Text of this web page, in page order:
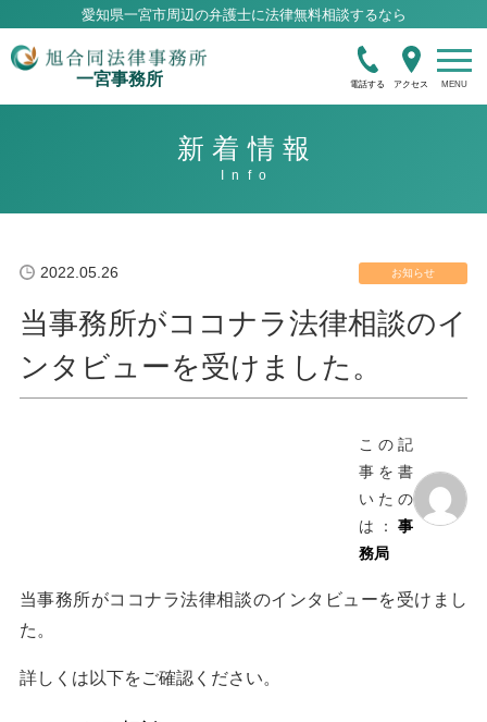
愛知県一宮市周辺の弁護士に法律無料相談するなら
一宮事務所 電話する アクセス
新着情報
2022.05.26 お知らせ
当事務所がココナラ法律相談のイ
ンタビューを受けました。
この記
事を書
いたの
は：事
務局
当事務所がココナラ法律相談のインタビューを受けまし
た。
詳しくは以下をご確認ください。